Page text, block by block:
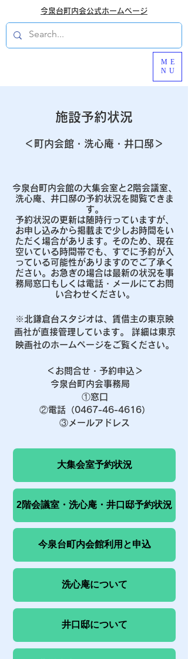
今泉台町内会公式ホームページ
ME
NU
施設予約状況
＜町内会館・洗心庵・井口邸＞
今泉台町内会館の大集会室と2階会議室、
洗心庵、井口邸の予約状況を閲覧できま
す。
予約状況の更新は随時行っていますが、
お申し込みから掲載まで少しお時間をい
ただく場合があります。そのため、現在
空いている時間帯でも、すでに予約が入
っている可能性がありますのでご了承く
ださい。お急ぎの場合は最新の状況を事
務局窓口もしくは電話・メールにてお問
い合わせください。
※北鎌倉台スタジオは、賃借主の東京映
画社が直接管理しています。 詳細は東京
映画社のホームページをご覧ください。
＜お問合せ・予約申込＞
今泉台町内会事務局
①窓口
②電話（0467-46-4616）
③メールアドレス
大集会室予約状況
2階会議室・洗心庵・井口邸予約状況
今泉台町内会館利用と申込
洗心庵について
井口邸について